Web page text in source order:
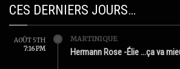
CES DERNIERS JOURS…
AOÛT 5TH
7:16 PM
MARTINIQUE
Hermann Rose -Élie …ça va